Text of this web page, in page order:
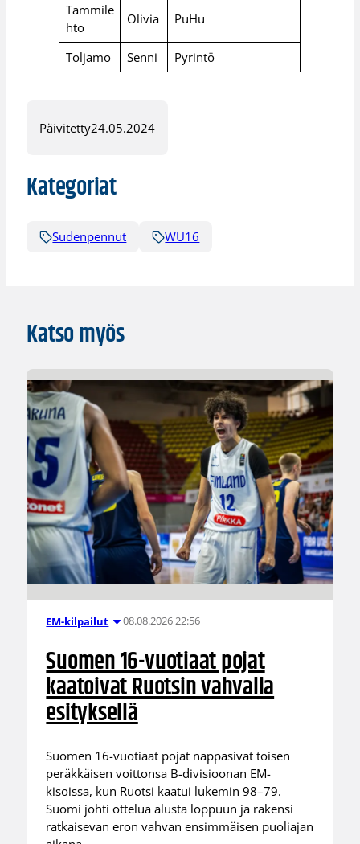
Tammile
hto
Olivia PuHu
Toljamo Senni Pyrintö
Päivitetty24.05.2024
Kategoriat
Sudenpennut WU16
Katso myös
EM-kilpailut 08.08.2026 22:56
Suomen 16-vuotiaat pojat
kaatoivat Ruotsin vahvalla
esityksellä
Suomen 16-vuotiaat pojat nappasivat toisen
peräkkäisen voittonsa B-divisioonan EM-
kisoissa, kun Ruotsi kaatui lukemin 98–79.
Suomi johti ottelua alusta loppuun ja rakensi
ratkaisevan eron vahvan ensimmäisen puoliajan